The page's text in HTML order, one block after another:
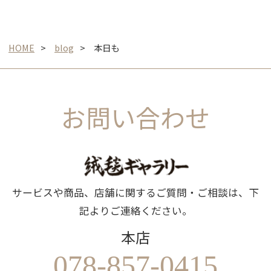
HOME blog 本日も
お問い合わせ
サービスや商品、店舗に関するご質問・ご相談は、下
記よりご連絡ください。
本店